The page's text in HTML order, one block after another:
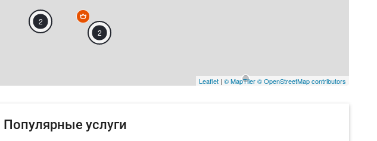
2
2
Leaflet | © MapTiler© OpenStreetMap contributors
Популярные услуги